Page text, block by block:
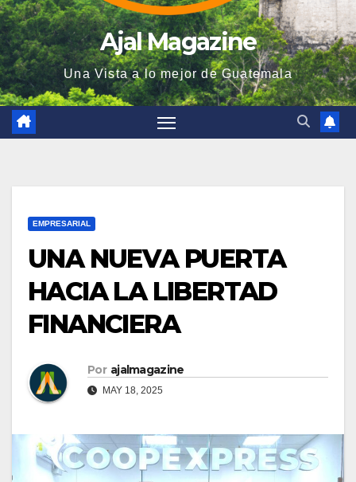
Ajal Magazine
Una Vista a lo mejor de Guatemala
EMPRESARIAL
UNA NUEVA PUERTA
HACIA LA LIBERTAD
FINANCIERA
Por ajalmagazine
MAY 18, 2025